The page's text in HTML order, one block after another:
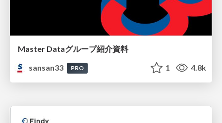
Master Dataグループ紹介資料
sansan33
PRO 1 4.8k